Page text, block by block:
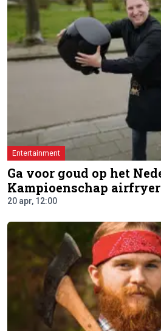
Entertainment
Ga voor goud op het
Kampioenschap
20 apr, 12:00